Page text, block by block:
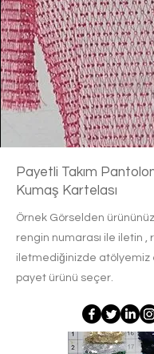
Payetli Takım
Kumaş Kartelası
Örnek Görselden
rengin numarası ile iletin ,
iletmediğinizde atölyemiz
payet ürünü seçer.